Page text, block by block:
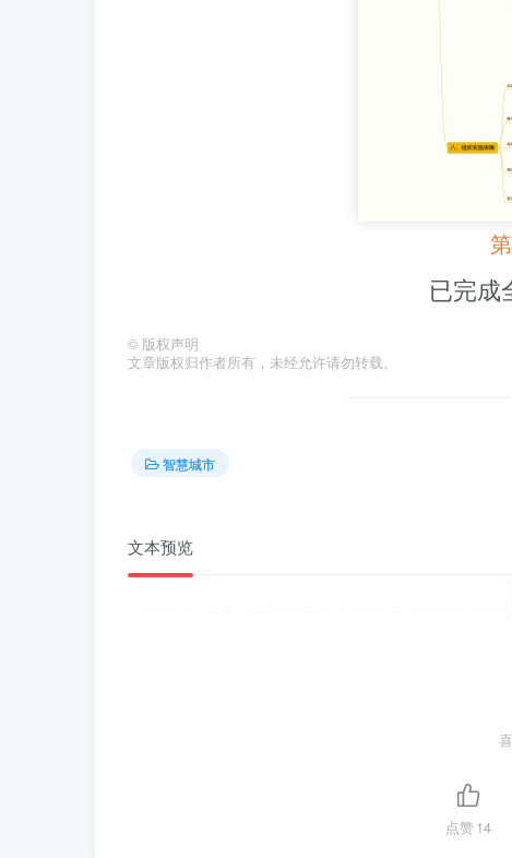
已完成
© 版权声明
文章版权归作者所有，未经允许请勿转载。
智慧城市
文本预览
出品供a二、于要川师.N字中国速设整体布局六.吃者中中四
点赞14